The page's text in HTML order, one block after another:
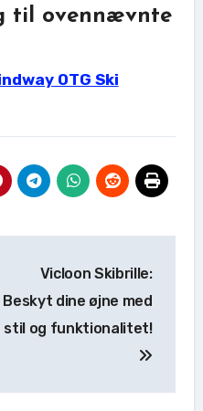
til ovennævnte
OTG Ski
Vicloon Skibrille:
Beskyt dine øjne med
stil og funktionalitet!